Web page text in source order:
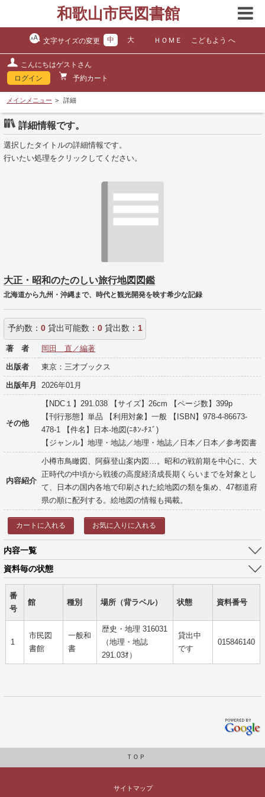
和歌山市民図書館
文字サイズの変更 中 大 ＨＯＭＥ こどもよう へ
こんにちはゲストさん
ログイン
予約カート
メインメニュー 詳細
詳細情報です。
選択したタイトルの詳細情報です。
行いたい処理をクリックしてください。
大正・昭和のたのしい旅行地図図鑑
北海道から九州・沖縄まで、時代と観光開発を映す希少な記録
予約数： 0貸出可能数： 0貸出数： 1
著 者 岡田 直／編著
出版者 東京：三才ブックス
出版年月 2026年01月
その他
【NDC１】291.038 【サイズ】26cm 【ページ数】399p
【刊行形態】単品 【利用対象】一般 【ISBN】978-4-86673-
478-1 【件名】日本-地図(ﾆﾎﾝ-ﾁｽﾞ)
【ジャンル】地理・地誌／地理・地誌／日本／日本／参考図書
内容紹介
小樽市鳥瞰図、阿蘇登山案内図…。昭和の戦前期を中心に、大
正時代の中頃から戦後の高度経済成長期くらいまでを対象とし
て、日本の国内各地で印刷された絵地図の類を集め、47都道府
県の順に配列する。絵地図の情報も掲載。
カートに入れる お気に入りに入れる
内容一覧
資料毎の状態
番
号
館 種別 場所（背ラベル） 状態 資料番号
1
市民図
書館
一般和
書
歴史・地理 316031
（地理・地誌
291.03ｵ）
貸出中
です
015846140
ＴＯＰ
サイトマップ